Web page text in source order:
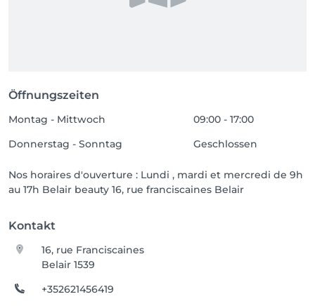
Öffnungszeiten
Montag - Mittwoch
09:00 - 17:00
Donnerstag - Sonntag
Geschlossen
Nos horaires d'ouverture : Lundi , mardi et mercredi de 9h
au 17h Belair beauty 16, rue franciscaines Belair
Kontakt
16, rue Franciscaines
Belair 1539
+352621456419